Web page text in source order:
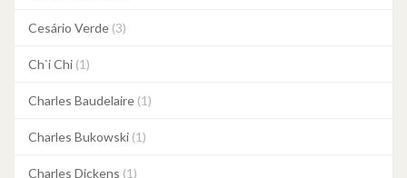
Cesário Verde (3)
Ch`i Chi (1)
Charles Baudelaire (1)
Charles Bukowski (1)
Charles Dickens (1)